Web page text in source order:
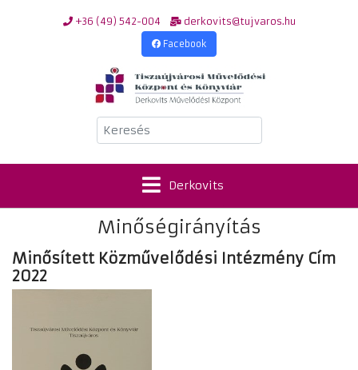
+36 (49) 542-004 derkovits@tujvaros.hu
Facebook
Keresés
Derkovits
Minőségirányítás
Minősített Közművelődési Intézmény Cím
2022